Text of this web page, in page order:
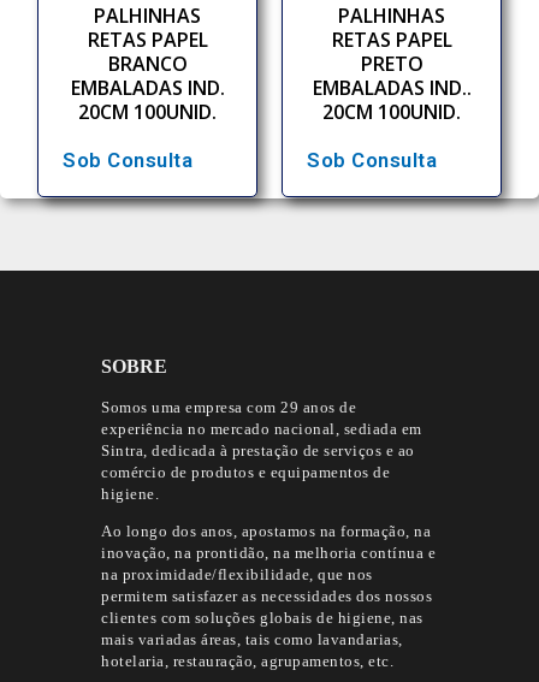
PALHINHAS
RETAS PAPEL
BRANCO
EMBALADAS IND.
20CM 100UNID.
Sob Consulta
PALHINHAS
RETAS PAPEL
PRETO
EMBALADAS IND..
20CM 100UNID.
Sob Consulta
SOBRE
Somos uma empresa com 29 anos de
experiência no mercado nacional, sediada em
Sintra, dedicada à prestação de serviços e ao
comércio de produtos e equipamentos de
higiene.
Ao longo dos anos, apostamos na formação, na
inovação, na prontidão, na melhoria contínua e
na proximidade/flexibilidade, que nos
permitem satisfazer as necessidades dos nossos
clientes com soluções globais de higiene, nas
mais variadas áreas, tais como lavandarias,
hotelaria, restauração, agrupamentos, etc.